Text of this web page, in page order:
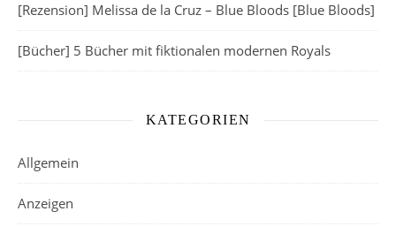
[Rezension] Melissa de la Cruz – Blue Bloods [Blue Bloods]
[Bücher] 5 Bücher mit fiktionalen modernen Royals
KATEGORIEN
Allgemein
Anzeigen